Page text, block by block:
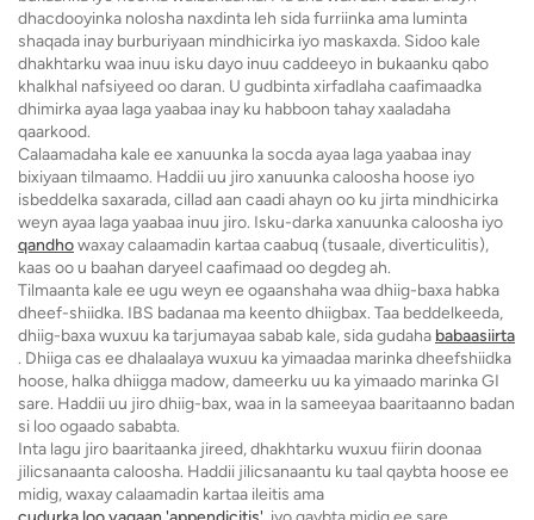
dhacdooyinka nolosha naxdinta leh sida furriinka ama luminta
shaqada inay burburiyaan mindhicirka iyo maskaxda. Sidoo kale
dhakhtarku waa inuu isku dayo inuu caddeeyo in bukaanku qabo
khalkhal nafsiyeed oo daran. U gudbinta xirfadlaha caafimaadka
dhimirka ayaa laga yaabaa inay ku habboon tahay xaaladaha
qaarkood.
Calaamadaha kale ee xanuunka la socda ayaa laga yaabaa inay
bixiyaan tilmaamo. Haddii uu jiro xanuunka caloosha hoose iyo
isbeddelka saxarada, cillad aan caadi ahayn oo ku jirta mindhicirka
weyn ayaa laga yaabaa inuu jiro. Isku-darka xanuunka caloosha iyo
qandhowaxay calaamadin kartaa caabuq (tusaale, diverticulitis),
kaas oo u baahan daryeel caafimaad oo degdeg ah.
Tilmaanta kale ee ugu weyn ee ogaanshaha waa dhiig-baxa habka
dheef-shiidka. IBS badanaa ma keento dhiigbax. Taa beddelkeeda,
dhiig-baxa wuxuu ka tarjumayaa sabab kale, sida gudaha babaasiirta
. Dhiiga cas ee dhalaalaya wuxuu ka yimaadaa marinka dheefshiidka
hoose, halka dhiigga madow, dameerku uu ka yimaado marinka GI
sare. Haddii uu jiro dhiig-bax, waa in la sameeyaa baaritaanno badan
si loo ogaado sababta.
Inta lagu jiro baaritaanka jireed, dhakhtarku wuxuu fiirin doonaa
jilicsanaanta caloosha. Haddii jilicsanaantu ku taal qaybta hoose ee
midig, waxay calaamadin kartaa ileitis ama